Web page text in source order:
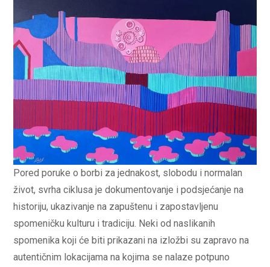
Pored poruke o borbi za jednakost, slobodu i normalan
život, svrha ciklusa je dokumentovanje i podsjećanje na
historiju, ukazivanje na zapuštenu i zapostavljenu
spomeničku kulturu i tradiciju. Neki od naslikanih
spomenika koji će biti prikazani na izložbi su zapravo na
autentičnim lokacijama na kojima se nalaze potpuno